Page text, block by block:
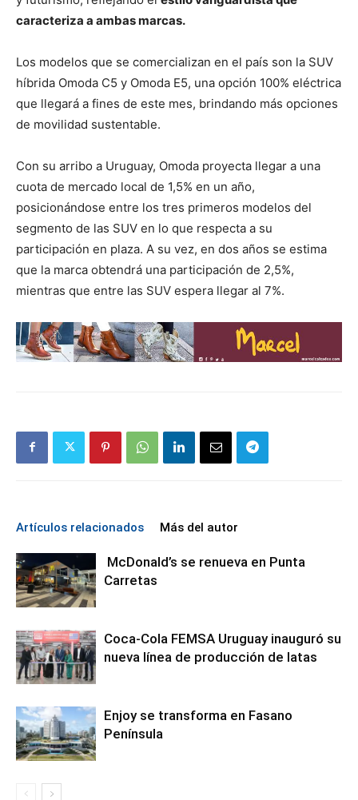
caracteriza a ambas marcas.
Los modelos que se comercializan en el país son la SUV
híbrida Omoda C5 y Omoda E5, una opción 100% eléctrica
que llegará a fines de este mes, brindando más opciones
de movilidad sustentable.
Con su arribo a Uruguay, Omoda proyecta llegar a una
cuota de mercado local de 1,5% en un año,
posicionándose entre los tres primeros modelos del
segmento de las SUV en lo que respecta a su
participación en plaza. A su vez, en dos años se estima
que la marca obtendrá una participación de 2,5%,
mientras que entre las SUV espera llegar al 7%.
Artículos relacionados Más del autor
McDonald’s se renueva en Punta
Carretas
Coca-Cola FEMSA Uruguay inauguró su
nueva línea de producción de latas
Enjoy se transforma en Fasano
Península